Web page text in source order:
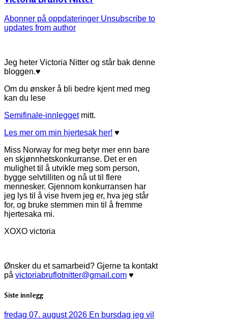
Abonner på oppdateringer Unsubscribe to
updates from author
Jeg heter Victoria Nitter og står bak denne
bloggen.♥
Om du ønsker å bli bedre kjent med meg
kan du lese
Semifinale-innleggetmitt.
Les mer om min hjertesak her! ♥
Miss Norway for meg betyr mer enn bare
en skjønnhetskonkurranse. Det er en
mulighet til å utvikle meg som person,
bygge selvtilliten og nå ut til flere
mennesker. Gjennom konkurransen har
jeg lys til å vise hvem jeg er, hva jeg står
for, og bruke stemmen min til å fremme
hjertesaka mi.
XOXO victoria
Ønsker du et samarbeid? Gjerne ta kontakt
på victoriabruflotnitter@gmail.com ♥
Siste innlegg
fredag 07. august 2026 En bursdag jeg vil